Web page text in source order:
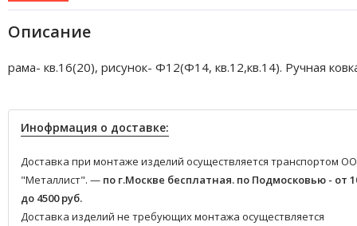
Описание
рама- кв.16(20), рисунок- Ф12(Ф14, кв.12,кв.14). Ручная
Инофрмация о доставке:
Доставка при монтаже изделий осуществляется транспортом
"Металлист". — по г.Москве бесплатная. по Подмосковью - от
до 4500 руб.
Доставка изделий не требующих монтажа осуществляется